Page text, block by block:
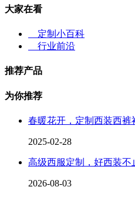
大家在看
定制小百科
行业前沿
推荐产品
为你推荐
春暖花开，定制西装西裤
2025-02-28
高级西服定制，好西装不
2026-08-03